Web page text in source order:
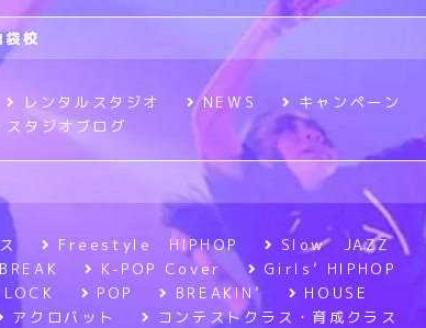
校
レンタルスタジオ NEWS
キャンペーン
スタジオブログ
Freestyle HIPHOP
Slow JAZZ
BREAK K-POP Cover
Girls’ HIPHOP
LOCK POP BREAKIN’
HOUSE
アクロバット
コンテストクラス・育成クラス